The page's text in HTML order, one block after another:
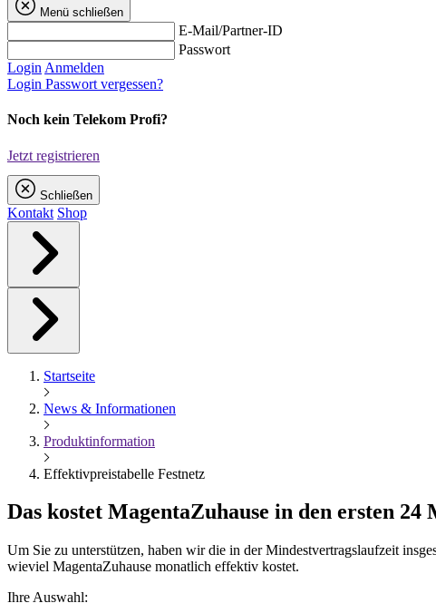
Menü schließen
E-Mail/Partner-ID
Passwort
Login Anmelden
Login Passwort vergessen?
Noch kein Telekom Profi?
Jetzt registrieren
Schließen
Kontakt Shop
Startseite
News & Informationen
Produktinformation
Effektivpreistabelle Festnetz
Das kostet MagentaZuhause in den ersten 24
Um Sie zu unterstützen, haben wir die in der Mindestvertragslaufzeit
wieviel MagentaZuhause monatlich effektiv kostet.
Ihre Auswahl: